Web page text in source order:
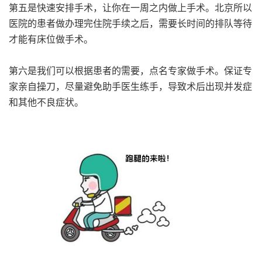
第五是快速安排手术，让你在一周之内做上手术。北京所以
医院的患者做办理完住院手续之后，需要长时间的排队等待
才能有床位做手术。
第六是我们可以根据患者的需要，点名专家做手术。保证专
家亲自操刀，尽量避免助手医生练手，导致术后出现并发症
和其他不良症状。